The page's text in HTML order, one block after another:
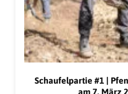
Schaufelpartie #1 |
am 7. März